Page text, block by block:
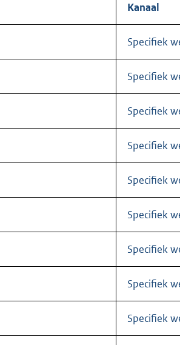
Kanaal
Specifiek
Specifiek
Specifiek
Specifiek
Specifiek
Specifiek
Specifiek
Specifiek
Specifiek